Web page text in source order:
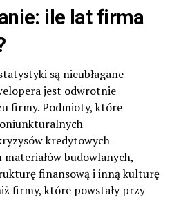
ile lat firma
są nieubłagane
jest odwrotnie
firmy. Podmioty, które
kredytowych
budowlanych,
finansową i inną kulturę
firmy, które powstały przy